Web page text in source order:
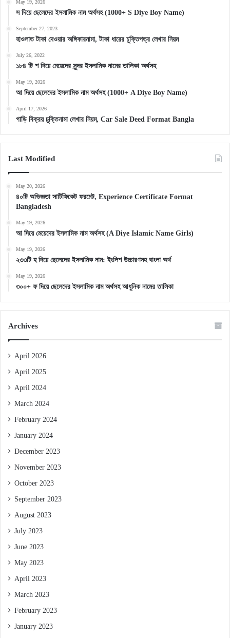
May 19, 2026
স দিয়ে ছেলেদের ইসলামিক নাম অর্থসহ (1000+ S Diye Boy Name)
September 27, 2023
হাওলাত টাকা দেওয়ার অঙ্গিকারনামা, টাকা ধারের চুক্তিপত্র লেখার নিয়ম
July 26, 2022
১৮৪ টি শ দিয়ে মেয়েদের সুন্দর ইসলামিক নামের তালিকা অর্থসহ
May 19, 2026
আ দিয়ে ছেলেদের ইসলামিক নাম অর্থসহ (1000+ A Diye Boy Name)
April 17, 2026
গাড়ি বিক্রয় চুক্তিনামা লেখার নিয়ম, Car Sale Deed Format Bangla
Last Modified
May 20, 2026
৪০টি অভিজ্ঞতা সার্টিফিকেট ফরমেট, Experience Certificate Format
Bangladesh
May 19, 2026
আ দিয়ে মেয়েদের ইসলামিক নাম অর্থসহ (A Diye Islamic Name Girls)
May 19, 2026
২৩৩টি হ দিয়ে ছেলেদের ইসলামিক নাম: ইংলিশ উচ্চারণসহ বাংলা অর্থ
May 19, 2026
৩০০+ ফ দিয়ে ছেলেদের ইসলামিক নাম অর্থসহ আধুনিক নামের তালিকা
Archives
April 2026
April 2025
April 2024
March 2024
February 2024
January 2024
December 2023
November 2023
October 2023
September 2023
August 2023
July 2023
June 2023
May 2023
April 2023
March 2023
February 2023
January 2023